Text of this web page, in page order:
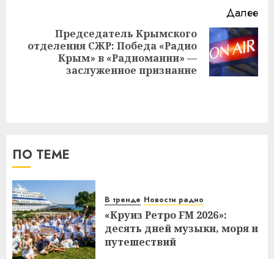
Далее
Следующая
Председатель Крымского
отделения СЖР: Победа «Радио
Крым» в «Радиомании» —
заслуженное признание
ПО ТЕМЕ
В тренде Новости радио
«Круиз Ретро FM 2026»:
десять дней музыки, моря и
путешествий